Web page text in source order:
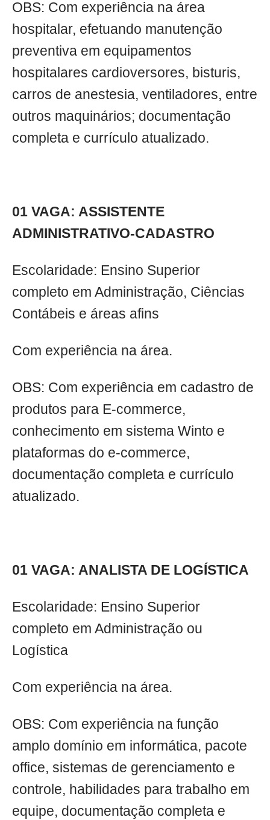
OBS: Com experiência na área
hospitalar, efetuando manutenção
preventiva em equipamentos
hospitalares cardioversores, bisturis,
carros de anestesia, ventiladores, entre
outros maquinários; documentação
completa e currículo atualizado.
01 VAGA: ASSISTENTE
ADMINISTRATIVO-CADASTRO
Escolaridade: Ensino Superior
completo em Administração, Ciências
Contábeis e áreas afins
Com experiência na área.
OBS: Com experiência em cadastro de
produtos para E-commerce,
conhecimento em sistema Winto e
plataformas do e-commerce,
documentação completa e currículo
atualizado.
01 VAGA: ANALISTA DE LOGÍSTICA
Escolaridade: Ensino Superior
completo em Administração ou
Logística
Com experiência na área.
OBS: Com experiência na função
amplo domínio em informática, pacote
office, sistemas de gerenciamento e
controle, habilidades para trabalho em
equipe, documentação completa e